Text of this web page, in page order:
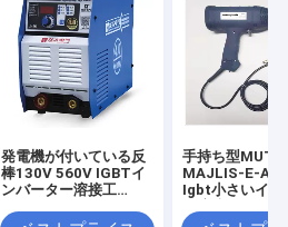
発電機が付いている反
棒130V 560V IGBTイ
ンバーター溶接工
手持ち型
MAJLIS-E-
Igbt小さいイン
の単一フェー